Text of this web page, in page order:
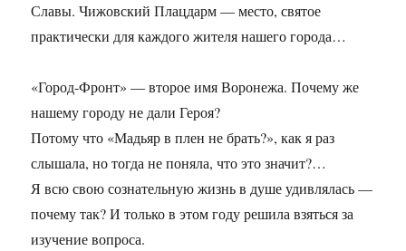
Славы. Чижовский Плацдарм — место, святое
практически для каждого жителя нашего города…
«Город-Фронт» — второе имя Воронежа. Почему же
нашему городу не дали Героя?
Потому что «Мадьяр в плен не брать?», как я раз
слышала, но тогда не поняла, что это значит?…
Я всю свою сознательную жизнь в душе удивлялась —
почему так? И только в этом году решила взяться за
изучение вопроса.